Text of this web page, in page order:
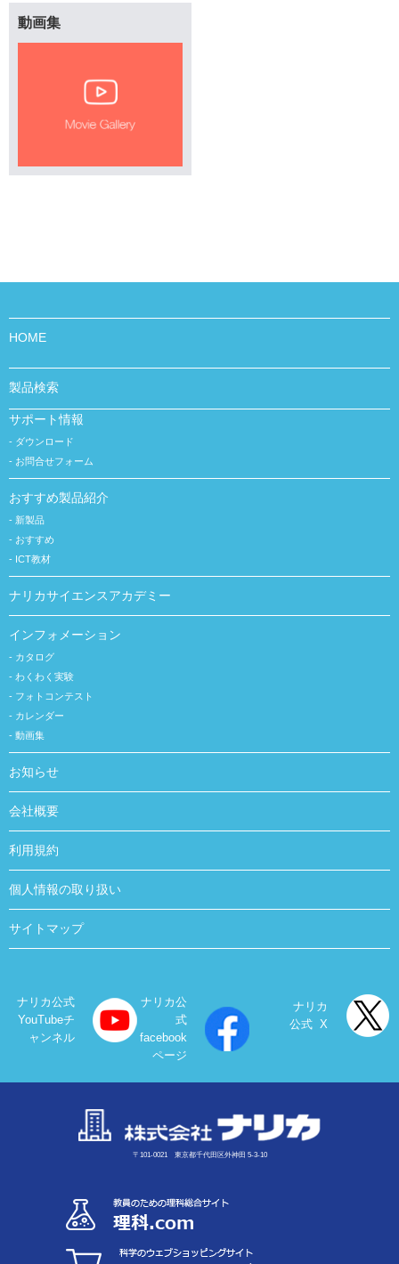
動画集
HOME
製品検索
サポート情報
ダウンロード
お問合せフォーム
おすすめ製品紹介
新製品
おすすめ
ICT教材
ナリカサイエンスアカデミー
インフォメーション
カタログ
わくわく実験
フォトコンテスト
カレンダー
動画集
お知らせ
会社概要
利用規約
個人情報の取り扱い
サイトマップ
ナリカ公式
YouTubeチ
ャンネル
ナリカ公
式
facebook
ページ
ナリカ
公式 X
〒101-0021 東京都千代田区外神田 5-3-10